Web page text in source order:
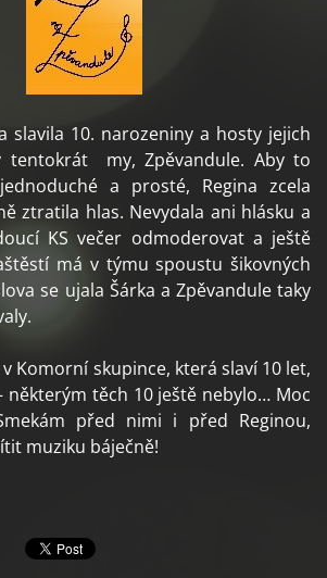
slavila 10. narozeniny a hosty jejich
tentokrát my, Zpěvandule. Aby to
a prosté, Regina zcela
ztratila hlas. Nevydala ani hlásku a
KS večer odmoderovat a ještě
má v týmu spoustu šikovných
se ujala Šárka a Zpěvandule taky
Komorní skupince, která slaví 10 let,
některým těch 10 ještě nebylo… Moc
před nimi i před Reginou,
muziku báječně!